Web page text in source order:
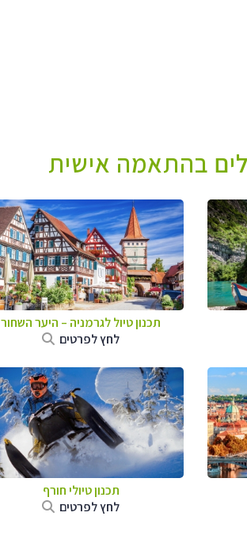
בהתאמה אישית
תכנון טיול לגרמניה – היער השחור
לחץ לפרטים
תכנון טיולי חורף
לחץ לפרטים